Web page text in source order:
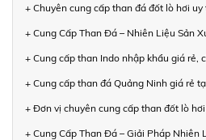
+ Chuyên cung cấp than đá đốt lò hơi
+ Cung Cấp Than Đá – Nhiên Liệu Sản
+ Cung cấp than Indo nhập khẩu giá rẻ,
+ Cung cấp than đá Quảng Ninh giá rẻ
+ Đơn vị chuyên cung cấp than đốt lò
+ Cung Cấp Than Đá – Giải Pháp Nhiên